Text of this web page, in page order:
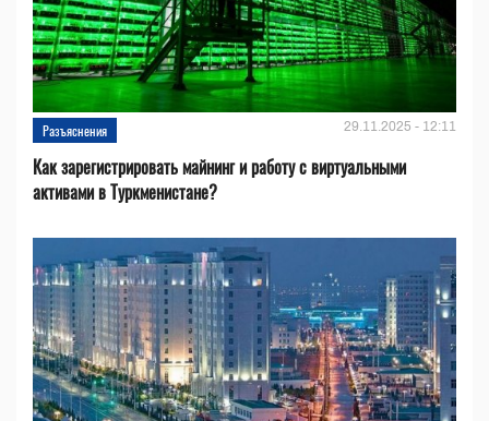
Разъяснения 29.11.2025 - 12:11
Как зарегистрировать майнинг и работу с виртуальными
активами в Туркменистане?